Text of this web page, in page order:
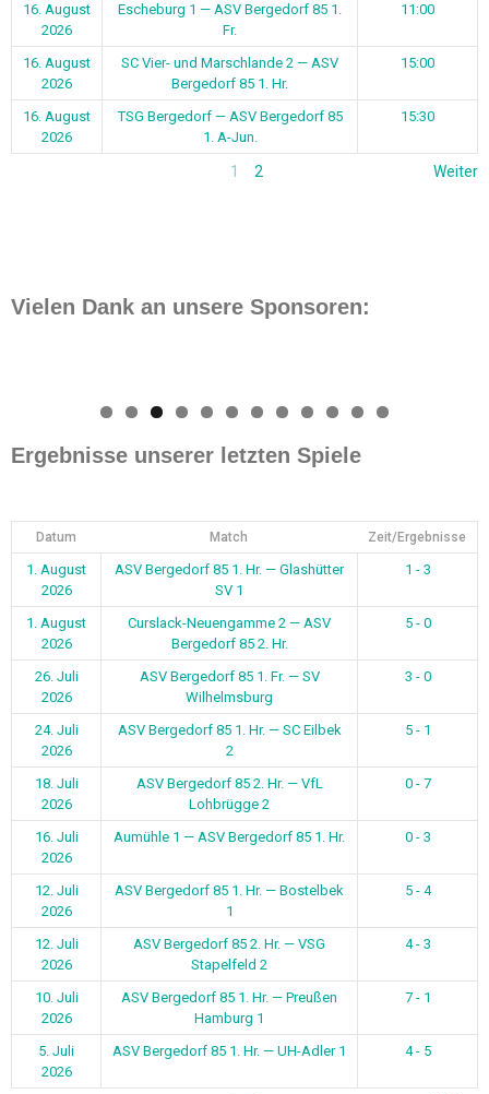
16. August
2026
Escheburg 1 — ASV Bergedorf 85 1.
Fr.
11:00
16. August
2026
SC Vier- und Marschlande 2 — ASV
Bergedorf 85 1. Hr.
15:00
16. August
2026
TSG Bergedorf — ASV Bergedorf 85
1. A-Jun.
15:30
1 2 Weiter
Vielen Dank an unsere Sponsoren:
0 1 2
Ergebnisse unserer letzten Spiele
Datum Match Zeit/Ergebnisse
1. August
2026
ASV Bergedorf 85 1. Hr. — Glashütter
SV 1
1 - 3
1. August
2026
Curslack-Neuengamme 2 — ASV
Bergedorf 85 2. Hr.
5 - 0
26. Juli
2026
ASV Bergedorf 85 1. Fr. — SV
Wilhelmsburg
3 - 0
24. Juli
2026
ASV Bergedorf 85 1. Hr. — SC Eilbek
2
5 - 1
18. Juli
2026
ASV Bergedorf 85 2. Hr. — VfL
Lohbrügge 2
0 - 7
16. Juli
2026
Aumühle 1 — ASV Bergedorf 85 1. Hr. 0 - 3
12. Juli
2026
ASV Bergedorf 85 1. Hr. — Bostelbek
1
5 - 4
12. Juli
2026
ASV Bergedorf 85 2. Hr. — VSG
Stapelfeld 2
4 - 3
10. Juli
2026
ASV Bergedorf 85 1. Hr. — Preußen
Hamburg 1
7 - 1
5. Juli
2026
ASV Bergedorf 85 1. Hr. — UH-Adler 1 4 - 5